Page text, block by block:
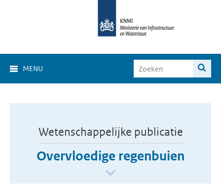
MENU
Wetenschappelijke publicatie
Overvloedige regenbuien